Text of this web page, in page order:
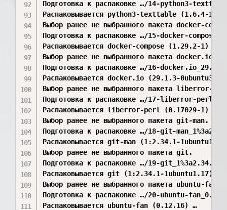
Подготовка к распаковке …/14-python3-
Распаковывается python3-texttable (1.6.4-1) …
Выбор ранее не выбранного пакета docker-
Подготовка к распаковке …/15-docker-
Распаковывается docker-compose (1.29.2-1) …
Выбор ранее не выбранного пакета docker.io.
Подготовка к распаковке …/16-
Распаковывается docker.io (29.1.3-
Выбор ранее не выбранного пакета liberror-
Подготовка к распаковке …/17-liberror-
Распаковывается liberror-perl (0.17029-1) …
Выбор ранее не выбранного пакета git-man.
Подготовка к распаковке …/18-git-
Распаковывается git-man (1:2.34.1-
Выбор ранее не выбранного пакета git.
Подготовка к распаковке …/19-git_1%3a2.34.1-
Распаковывается git (1:2.34.1-1ubuntu1.17) …
Выбор ранее не выбранного пакета ubuntu-fan.
Подготовка к распаковке …/20-ubuntu-
Распаковывается ubuntu-fan (0.12.16) …